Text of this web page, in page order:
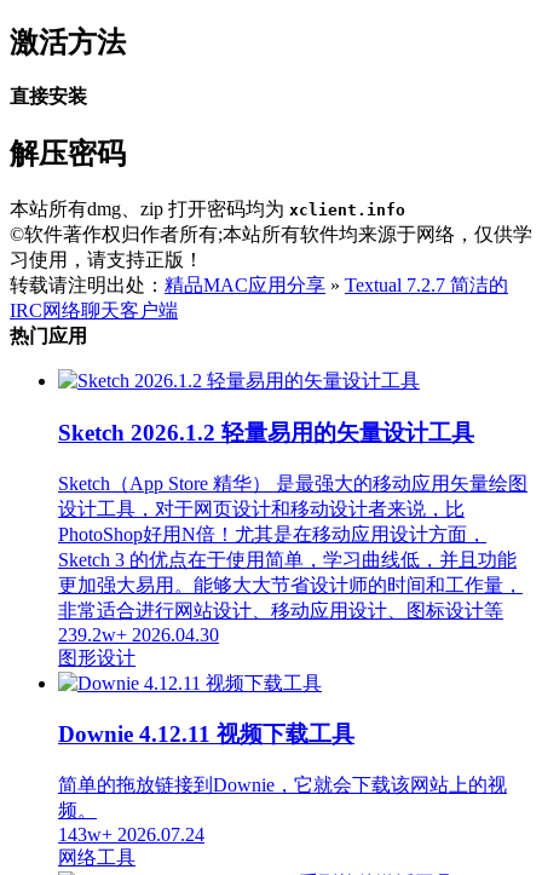
激活方法
直接安装
解压密码
本站所有dmg、zip 打开密码均为 xclient.info
©软件著作权归作者所有;本站所有软件均来源于网络，仅供学
习使用，请支持正版！
转载请注明出处： 精品MAC应用分享 » Textual 7.2.7 简洁的
IRC网络聊天客户端
热门应用
Sketch 2026.1.2 轻量易用的矢量设计工具
Sketch（App Store 精华） 是最强大的移动应用矢量绘图
设计工具，对于网页设计和移动设计者来说，比
PhotoShop好用N倍！尤其是在移动应用设计方面，
Sketch 3 的优点在于使用简单，学习曲线低，并且功能
更加强大易用。能够大大节省设计师的时间和工作量，
非常适合进行网站设计、移动应用设计、图标设计等
239.2w+ 2026.04.30
图形设计
Downie 4.12.11 视频下载工具
简单的拖放链接到Downie，它就会下载该网站上的视
频。
143w+ 2026.07.24
网络工具